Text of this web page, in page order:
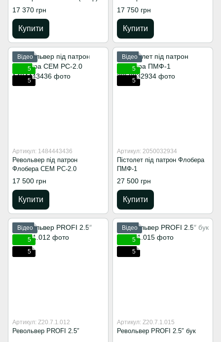
17 370 грн
Купити
17 750 грн
Купити
Відео
5
5
Артикул: 1484443436
Револьвер під патрон
Флобера СЕМ РС-2.0
17 500 грн
Купити
Відео
5
5
Артикул: 2050032934
Пістолет під патрон Флобера
ПМФ-1
27 500 грн
Купити
Відео
5
5
Артикул: Z20.7.1.012
Револьвер PROFI 2.5″
Відео
5
5
Артикул: Z20.7.1.015
Револьвер PROFI 2.5″ бук